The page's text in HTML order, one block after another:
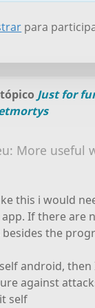
para
Just for
More useful
this i would
If there are
the
android,
against
self